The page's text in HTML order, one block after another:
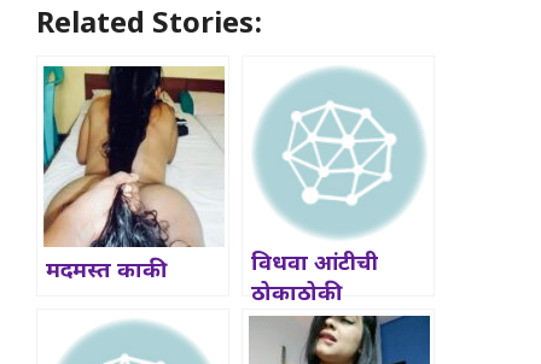
Related Stories:
मदमस्त काकी
विधवा आंटीची
ठोकाठोकी